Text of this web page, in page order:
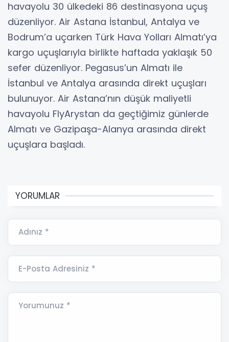
havayolu 30 ülkedeki 86 destinasyona uçuş
düzenliyor. Air Astana İstanbul, Antalya ve
Bodrum’a uçarken Türk Hava Yolları Almatı’ya
kargo uçuşlarıyla birlikte haftada yaklaşık 50
sefer düzenliyor. Pegasus’un Almatı ile
İstanbul ve Antalya arasında direkt uçuşları
bulunuyor. Air Astana’nın düşük maliyetli
havayolu FlyArystan da geçtiğimiz günlerde
Almatı ve Gazipaşa-Alanya arasında direkt
uçuşlara başladı.
YORUMLAR
Adınız *
E-Posta Adresiniz *
Yorumunuz *